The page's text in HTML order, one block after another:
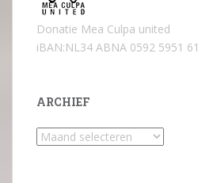
Donatie Mea Culpa united
iBAN:NL34 ABNA 0592 5951 61
ARCHIEF
Archief